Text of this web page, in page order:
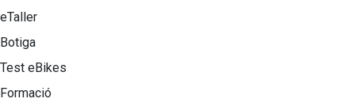
eTaller
Botiga
Test eBikes
Formació